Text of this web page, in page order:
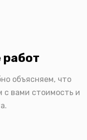
работ
объясняем, что
с вами стоимость и